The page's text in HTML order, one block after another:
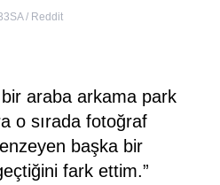
/ Reddit
araba arkama park
o sırada fotoğraf
başka bir
fark ettim.”